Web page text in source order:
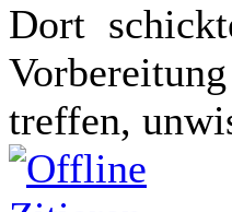
Dort
treffen,